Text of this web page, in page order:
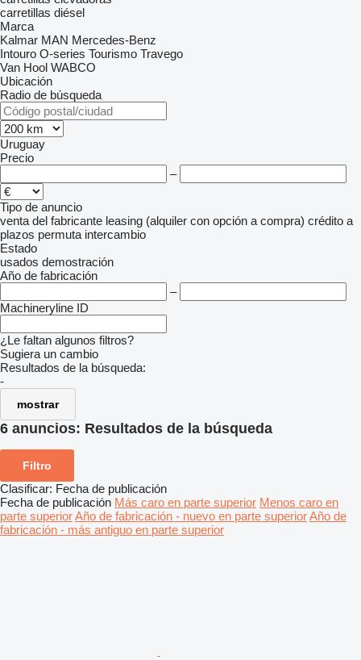
carretillas diésel
Marca
Kalmar MAN Mercedes-Benz
Intouro O-series Tourismo Travego
Van Hool WABCO
Ubicación
Radio de búsqueda
Uruguay
Precio
–
Tipo de anuncio
venta del fabricante leasing (alquiler con opción a compra) crédito a
plazos permuta intercambio
Estado
usados demostración
Año de fabricación
–
Machineryline ID
¿Le faltan algunos filtros?
Sugiera un cambio
Resultados de la búsqueda:
-
mostrar
6 anuncios: Resultados de la búsqueda
Filtro
Clasificar: Fecha de publicación
Fecha de publicación Más caro en parte superior Menos caro en
parte superiorAño de fabricación - nuevo en parte superiorAño de
fabricación - más antiguo en parte superior